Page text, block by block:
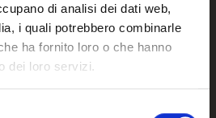
di analisi dei dati web,
i quali potrebbero combinarle
ha fornito loro o che hanno
dei loro servizi.
to your projects